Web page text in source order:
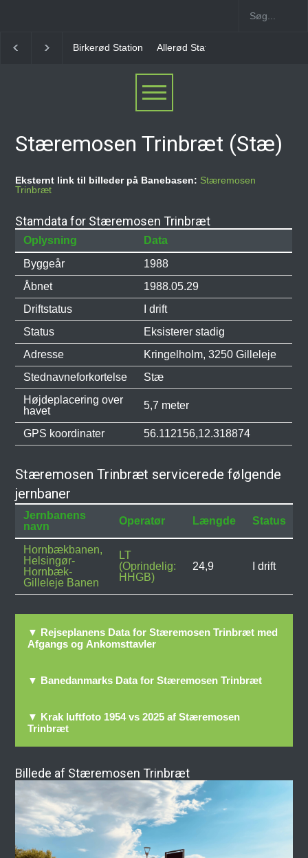
Allerød Station Favrholm Station
Stæremosen Trinbræt (Stæ)
Eksternt link til billeder på Banebasen: Stæremosen
Trinbræt
Stamdata for Stæremosen Trinbræt
Oplysning
Data
Byggeår
1988
Åbnet
1988.05.29
Driftstatus
I drift
Status
Eksisterer stadig
Adresse
Kringelholm, 3250 Gilleleje
Stednavneforkortelse
Stæ
Højdeplacering over
havet
5,7 meter
GPS koordinater 56.112156,12.318874
Stæremosen Trinbræt servicerede følgende
jernbaner
Jernbanens
navn
Operatør Længde Status
Hornbækbanen,
Helsingør-
Hornbæk-
Gilleleje Banen
LT
(Oprindelig:
HHGB)
24,9 I drift
▼ Rejseplanens Data for Stæremosen Trinbræt med
Afgangs og Ankomsttavler
▼ Banedanmarks Data for Stæremosen Trinbræt
▼ Krak luftfoto 1954 vs 2025 af Stæremosen
Trinbræt
Billede af Stæremosen Trinbræt